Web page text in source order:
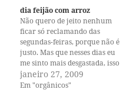
com base de vidro com
alguma suspeita. Aquilo pode
ser até prático…
dia feijão com arroz
Não quero de jeito nenhum
ficar só reclamando das
segundas-feiras, porque não é
justo. Mas que nesses dias eu
me sinto mais desgastada, isso
é verdade. Faz tempo que o
Uriel vem sugerindo que eu
janeiro 27, 2009
Em "orgânicos"